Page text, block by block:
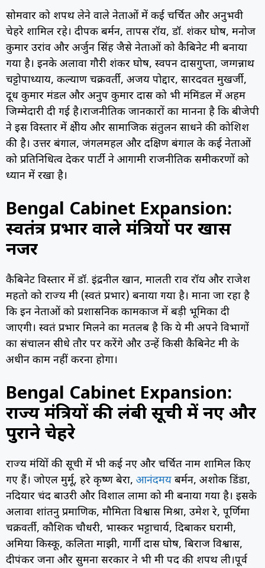
सोमवार को शपथ लेने वाले नेताओं में कई चर्चित और अनुभवी
चेहरे शामिल रहे। दीपक बर्मन, तापस रॉय, डॉ. शंकर घोष, मनोज
कुमार उरांव और अर्जुन सिंह जैसे नेताओं को कैबिनेट मंत्री बनाया
गया है। इनके अलावा गौरी शंकर घोष, स्वपन दासगुप्ता, जग्गन्नाथ
चट्टोपाध्याय, कल्याण चक्रवर्ती, अजय पोद्दार, सारदवत मुखर्जी,
दूध कुमार मंडल और अनुप कुमार दास को भी मंत्रिमंडल में अहम
जिम्मेदारी दी गई है।राजनीतिक जानकारों का मानना है कि बीजेपी
ने इस विस्तार में क्षेत्रीय और सामाजिक संतुलन साधने की कोशिश
की है। उत्तर बंगाल, जंगलमहल और दक्षिण बंगाल के कई नेताओं
को प्रतिनिधित्व देकर पार्टी ने आगामी राजनीतिक समीकरणों को
ध्यान में रखा है।
Bengal Cabinet Expansion:
स्वतंत्र प्रभार वाले मंत्रियों पर खास
नजर
कैबिनेट विस्तार में डॉ. इंद्रनील खान, मालती राव रॉय और राजेश
महतो को राज्य मंत्री (स्वतंत्र प्रभार) बनाया गया है। माना जा रहा है
कि इन नेताओं को प्रशासनिक कामकाज में बड़ी भूमिका दी
जाएगी। स्वतंत्र प्रभार मिलने का मतलब है कि ये मंत्री अपने विभागों
का संचालन सीधे तौर पर करेंगे और उन्हें किसी कैबिनेट मंत्री के
अधीन काम नहीं करना होगा।
Bengal Cabinet Expansion:
राज्य मंत्रियों की लंबी सूची में नए और
पुराने चेहरे
राज्य मंत्रियों की सूची में भी कई नए और चर्चित नाम शामिल किए
गए हैं। जोएल मुर्मू, हरे कृष्ण बेरा, आनंदमय बर्मन, अशोक डिंडा,
नदियार चंद बाउरी और विशाल लामा को मंत्री बनाया गया है। इसके
अलावा शांतनु प्रमाणिक, मौमिता विश्वास मिश्रा, उमेश रे, पूर्णिमा
चक्रवर्ती, कौशिक चौधरी, भास्कर भट्टाचार्य, दिबाकर घरामी,
अमिया किस्कू, कलिता माझी, गार्गी दास घोष, बिराज विश्वास,
दीपंकर जना और सुमना सरकार ने भी मंत्री पद की शपथ ली।पूर्व